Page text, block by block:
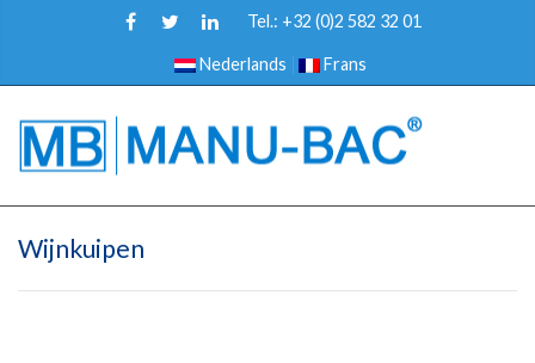
Tel.: +32 (0)2 582 32 01
Nederlands Frans
Wijnkuipen